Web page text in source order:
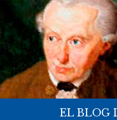
EL BLOG